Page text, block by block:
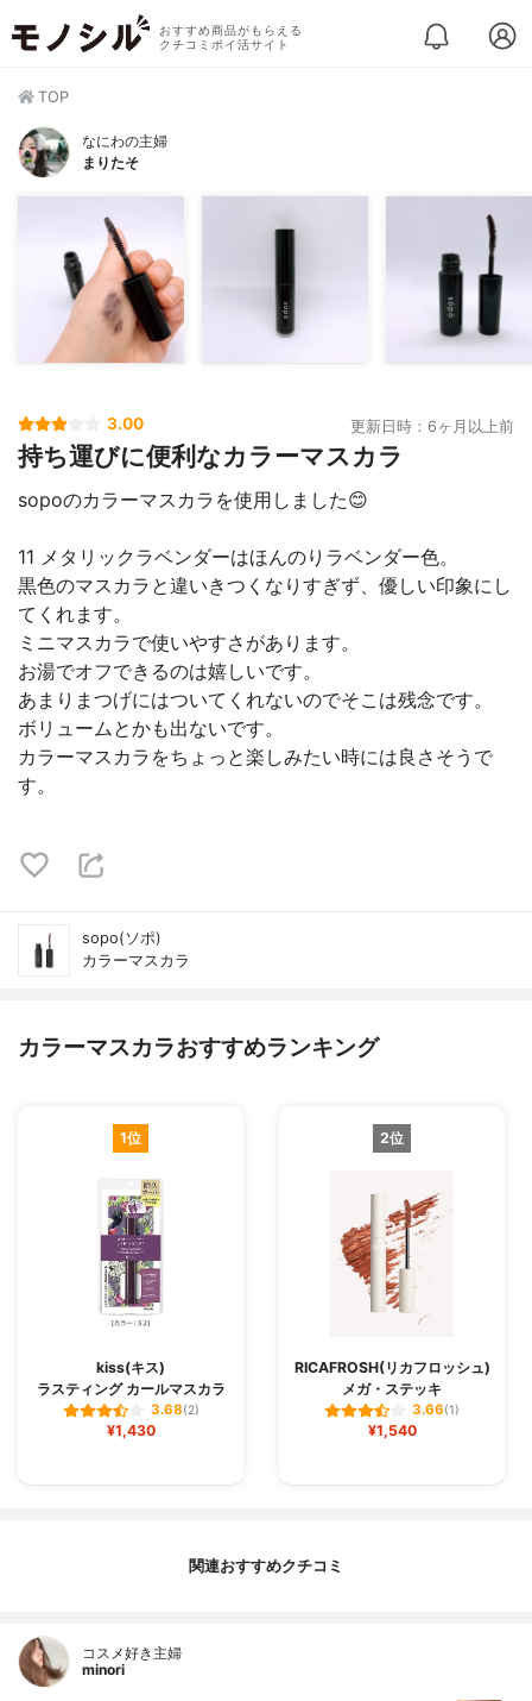
おすすめ商品がもらえる
クチコミポイ活サイト
TOP
なにわの主婦
まりたそ
3.00 更新日時：6ヶ月以上前
持ち運びに便利なカラーマスカラ
sopoのカラーマスカラを使用しました😊
11 メタリックラベンダーはほんのりラベンダー色。
黒色のマスカラと違いきつくなりすぎず、優しい印象にし
てくれます。
ミニマスカラで使いやすさがあります。
お湯でオフできるのは嬉しいです。
あまりまつげにはついてくれないのでそこは残念です。
ボリュームとかも出ないです。
カラーマスカラをちょっと楽しみたい時には良さそうで
す。
sopo(ソポ)
カラーマスカラ
カラーマスカラおすすめランキング
1位
kiss(キス)
ラスティング カールマスカラ
3.68(2)
¥1,430
2位
RICAFROSH(リカフロッシュ)
メガ・ステッキ
3.66(1)
¥1,540
関連おすすめクチコミ
コスメ好き主婦
minori